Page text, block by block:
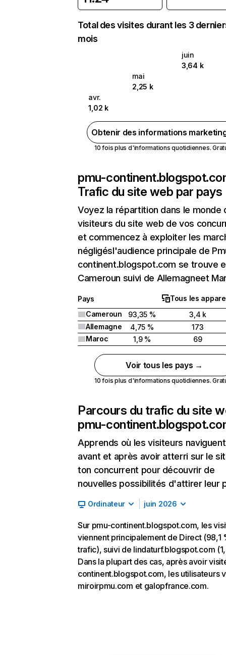
Total des visites durant les 3
mois
juin
3,64 k
mai
2,25 k
avr.
1,02 k
Obtenir des informations
10 fois plus d'informations quotidiennes.
pmu-
Trafic du site web par pays
Voyez la répartition dans le monde
visiteurs du site web de vos
et commencez à exploiter les
négligésl'audience principale de
continent.blogspot.com se trouve
Cameroun suivi de Allemagneet
Pays
Tous les
Cameroun
93,35 %
3,4 k
Allemagne
4,75 %
173
Maroc
1,9 % 69
Voir tous les pays →
10 fois plus d'informations quotidiennes.
Parcours du trafic du site
pmu-
Apprends où les visiteurs naviguent
avant et après avoir atterri sur le
ton concurrent pour découvrir de
nouvelles possibilités d'attirer leur
Ordinateur juin 2026
Sur pmu-continent.blogspot.com, les
viennent principalement de Direct (98,1
trafic), suivi de lindaturf.blogspot.com
Dans la plupart des cas, après avoir
continent.blogspot.com, les utilisateurs
miroirpmu.com et galopfrance.com.